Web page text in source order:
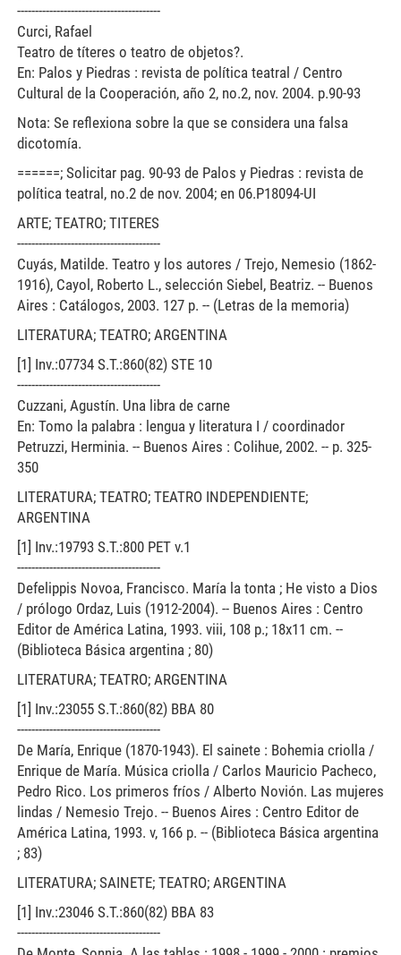
----------------------------------------
Curci, Rafael
Teatro de títeres o teatro de objetos?.
En: Palos y Piedras : revista de política teatral / Centro
Cultural de la Cooperación, año 2, no.2, nov. 2004. p.90-93
Nota: Se reflexiona sobre la que se considera una falsa
dicotomía.
======; Solicitar pag. 90-93 de Palos y Piedras : revista de
política teatral, no.2 de nov. 2004; en 06.P18094-UI
ARTE; TEATRO; TITERES
----------------------------------------
Cuyás, Matilde. Teatro y los autores / Trejo, Nemesio (1862-
1916), Cayol, Roberto L., selección Siebel, Beatriz. -- Buenos
Aires : Catálogos, 2003. 127 p. -- (Letras de la memoria)
LITERATURA; TEATRO; ARGENTINA
[1] Inv.:07734 S.T.:860(82) STE 10
----------------------------------------
Cuzzani, Agustín. Una libra de carne
En: Tomo la palabra : lengua y literatura I / coordinador
Petruzzi, Herminia. -- Buenos Aires : Colihue, 2002. -- p. 325-
350
LITERATURA; TEATRO; TEATRO INDEPENDIENTE;
ARGENTINA
[1] Inv.:19793 S.T.:800 PET v.1
----------------------------------------
Defelippis Novoa, Francisco. María la tonta ; He visto a Dios
/ prólogo Ordaz, Luis (1912-2004). -- Buenos Aires : Centro
Editor de América Latina, 1993. viii, 108 p.; 18x11 cm. --
(Biblioteca Básica argentina ; 80)
LITERATURA; TEATRO; ARGENTINA
[1] Inv.:23055 S.T.:860(82) BBA 80
----------------------------------------
De María, Enrique (1870-1943). El sainete : Bohemia criolla /
Enrique de María. Música criolla / Carlos Mauricio Pacheco,
Pedro Rico. Los primeros fríos / Alberto Novión. Las mujeres
lindas / Nemesio Trejo. -- Buenos Aires : Centro Editor de
América Latina, 1993. v, 166 p. -- (Biblioteca Básica argentina
; 83)
LITERATURA; SAINETE; TEATRO; ARGENTINA
[1] Inv.:23046 S.T.:860(82) BBA 83
----------------------------------------